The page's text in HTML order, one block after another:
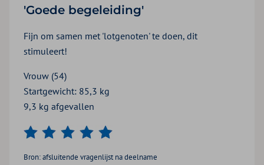
'Goede begeleiding'
Fijn om samen met 'lotgenoten' te doen, dit
stimuleert!
Vrouw (54)
Startgewicht: 85,3 kg
9,3 kg afgevallen
Bron: afsluitende vragenlijst na deelname